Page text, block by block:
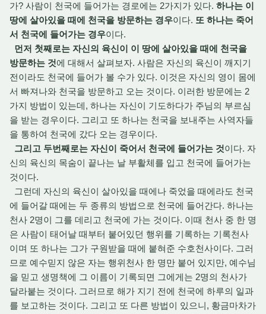
가? 사람이 천국에 들어가는 경로에는 2가지가 있다. 하나는 이
땅에 살아있을 때에 천국을 방문하는 경우이다. 또 하나는 죽어
서 천국에 들어가는 경우이다.
먼저 첫째로는 자신의 육신이 이 땅에 살아있을 때에 천국을
방문하는 것에 대해서 살펴보자. 사람은 자신의 육신이 깨지기
전이라도 천국에 들어가 볼 수가 있다. 이것은 자신의 영이 몸에
서 빠져나와 천국을 방문하고 오는 것이다. 이러한 방문에는 2
가지 방법이 있는데, 하나는 자신이 기도하다가 주님의 부르심
을 받는 경우이다. 그리고 또 하나는 천국을 보내주는 사역자들
을 통하여 천국에 갔다 오는 경우이다.
그리고 두번째로는 자신이 죽어서 천국에 들어가는 것이다. 자
신의 육신의 목숨이 끝나는 날 부활체를 입고 천국에 들어가는
것이다.
그런데 자신의 육신이 살아있을 때에나 죽었을 때에라도 천국
에 들어갈 때에는 두 종류의 방법으로 천국에 들어간다. 하나는
천사 2명이 그를 데리고 천국에 가는 것이다. 이때 천사 중 한 명
은 사람이 태어날 때부터 붙어있던 행위를 기록하는 기록천사
이며 또 하나는 그가 구원받을 때에 붙혀준 수호천사이다. 그러
므로 예수믿지 않은 자는 행위천사 한 명만 붙어 있지만, 예수님
을 믿고 생명책에 그 이름이 기록되면 그에게는 2명의 천사가
달라붙는 것이다. 그러므로 해가 지기 전에 천국에 하루의 일과
를 보고하는 것이다. 그리고 또 다른 방법이 있으니, 황금마차가